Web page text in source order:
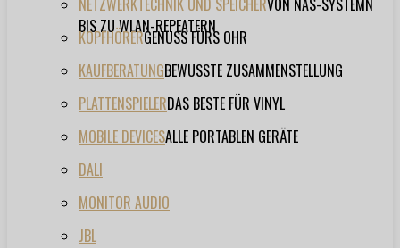
NETZWERKTECHNIK UND SPEICHERVON NAS-SYSTEMN
BIS ZU WLAN-REPEATERN
KOPFHÖRERGENUSS FÜRS OHR
KAUFBERATUNGBEWUSSTE ZUSAMMENSTELLUNG
PLATTENSPIELERDAS BESTE FÜR VINYL
MOBILE DEVICESALLE PORTABLEN GERÄTE
DALI
MONITOR AUDIO
JBL